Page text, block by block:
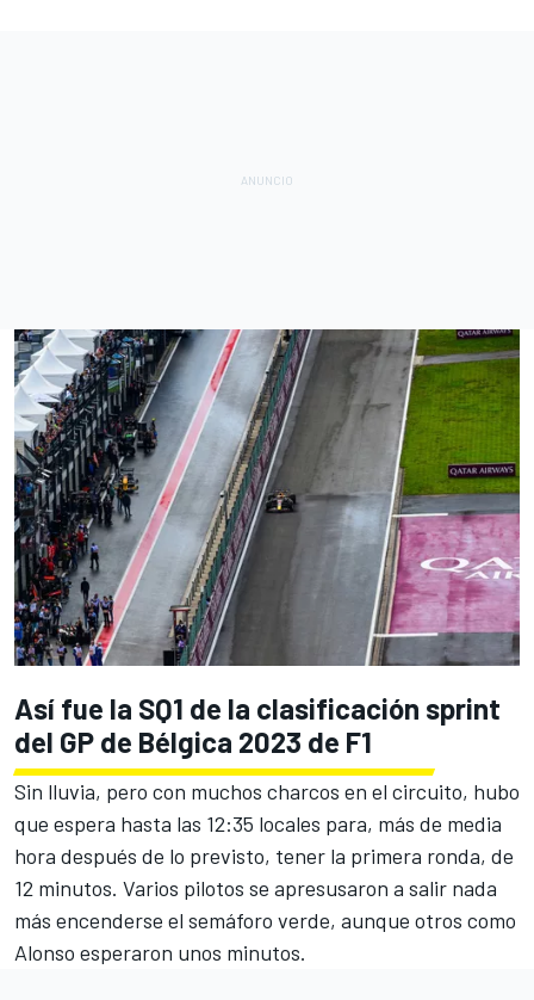
Así fue la SQ1 de la clasificación sprint
del GP de Bélgica 2023 de F1
Sin lluvia, pero con muchos charcos en el circuito, hubo
que espera hasta las 12:35 locales para, más de media
hora después de lo previsto, tener la primera ronda, de
12 minutos. Varios pilotos se apresusaron a salir nada
más encenderse el semáforo verde, aunque otros como
Alonso esperaron unos minutos.